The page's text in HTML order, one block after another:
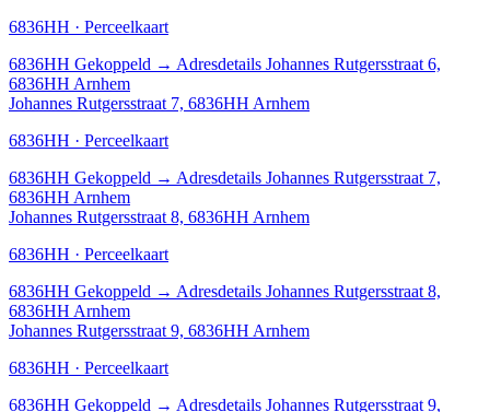
6836HH · Perceelkaart
6836HH Gekoppeld → Adresdetails Johannes Rutgersstraat 6,
6836HH Arnhem
Johannes Rutgersstraat 7, 6836HH Arnhem
6836HH · Perceelkaart
6836HH Gekoppeld → Adresdetails Johannes Rutgersstraat 7,
6836HH Arnhem
Johannes Rutgersstraat 8, 6836HH Arnhem
6836HH · Perceelkaart
6836HH Gekoppeld → Adresdetails Johannes Rutgersstraat 8,
6836HH Arnhem
Johannes Rutgersstraat 9, 6836HH Arnhem
6836HH · Perceelkaart
6836HH Gekoppeld → Adresdetails Johannes Rutgersstraat 9,